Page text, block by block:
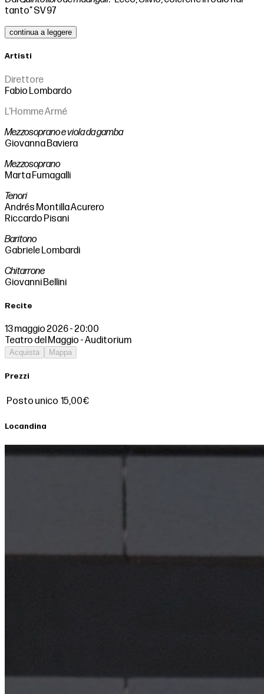
tanto” SV 97
continua a leggere
Artisti
Direttore
Fabio Lombardo
L'Homme Armé
Mezzosoprano e viola da gamba
Giovanna Baviera
Mezzosoprano
Marta Fumagalli
Tenori
Andrés Montilla Acurero
Riccardo Pisani
Baritono
Gabriele Lombardi
Chitarrone
Giovanni Bellini
Recite
13 maggio 2026 - 20:00
Teatro del Maggio - Auditorium
Acquista Mappa
Prezzi
Posto unico 15,00€
Locandina